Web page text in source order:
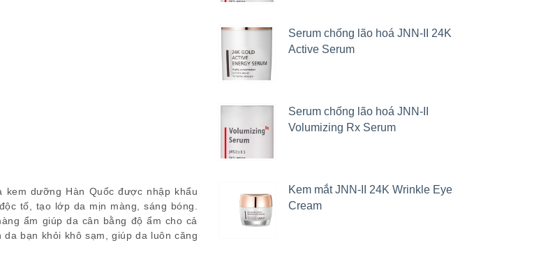
kem dưỡng Hàn Quốc được nhập khẩu
tố, tạo lớp da mịn màng, sáng bóng.
ẩm giúp da cân bằng độ ẩm cho cả
bạn khỏi khô sạm, giúp da luôn căng
Serum chống lão hoá JNN-II 24K
Active Serum
Serum chống lão hoá JNN-II
Volumizing Rx Serum
Kem mắt JNN-II 24K Wrinkle Eye
Cream